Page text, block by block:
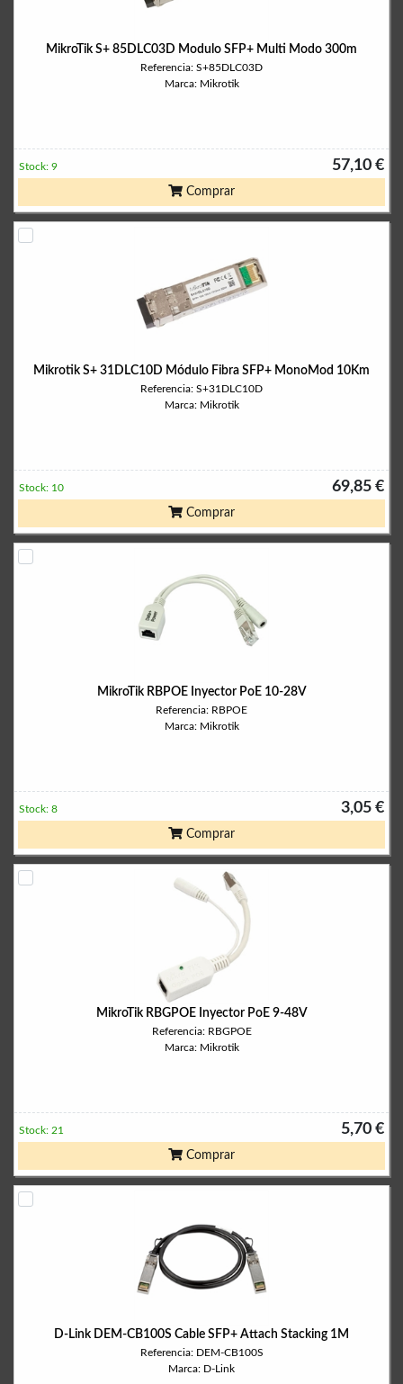
MikroTik S+ 85DLC03D Modulo SFP+ Multi Modo 300m
Referencia: S+85DLC03D
Marca: Mikrotik
57,10 €
Stock: 9
Comprar
Mikrotik S+ 31DLC10D Módulo Fibra SFP+ MonoMod 10Km
Referencia: S+31DLC10D
Marca: Mikrotik
69,85 €
Stock: 10
Comprar
MikroTik RBPOE Inyector PoE 10-28V
Referencia: RBPOE
Marca: Mikrotik
3,05 €
Stock: 8
Comprar
MikroTik RBGPOE Inyector PoE 9-48V
Referencia: RBGPOE
Marca: Mikrotik
5,70 €
Stock: 21
Comprar
D-Link DEM-CB100S Cable SFP+ Attach Stacking 1M
Referencia: DEM-CB100S
Marca: D-Link